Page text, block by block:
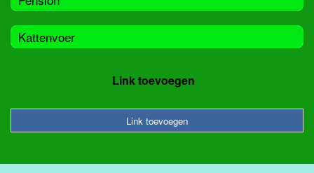
Kattenvoer
Link toevoegen
Link toevoegen